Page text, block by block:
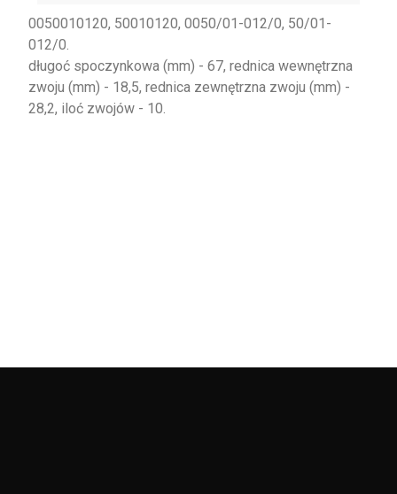
0050010120, 50010120, 0050/01-012/0, 50/01-
012/0.
długoć spoczynkowa (mm) - 67, rednica wewnętrzna
zwoju (mm) - 18,5, rednica zewnętrzna zwoju (mm) -
28,2, iloć zwojów - 10.